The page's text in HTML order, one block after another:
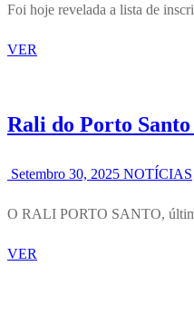
Foi hoje revelada a lista de
VER
Rali do Porto
Setembro 30, 2025 NOTÍCIAS
O RALI PORTO SANTO,
VER